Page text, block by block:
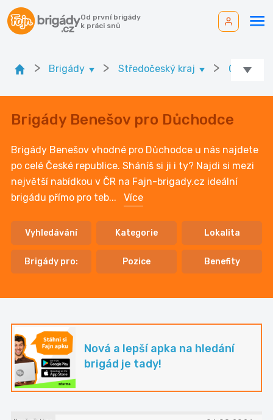
Od první brigády
k práci snů
> Brigády > Středočeský kraj > Ok.
Brigády Benešov pro Důchodce
Brigády Benešov vhodné pro Důchodce u nás najdete
po celé České republice. Sháníš si ji i ty? Najdi si mezi
největší nabídkou v ČR na Fajn-brigady.cz ideální
brigádu přímo pro teb... Více
Vyhledávání Kategorie Lokalita
Brigády pro: Pozice Benefity
Nová a lepší apka na hledání
brigád je tady!